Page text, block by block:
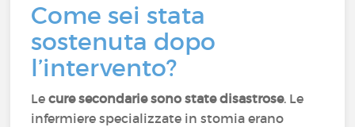
Come sei stata
sostenuta dopo
l’intervento?
Le cure secondarie sono state disastrose. Le
infermiere specializzate in stomia erano